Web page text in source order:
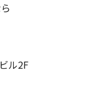
ル2F